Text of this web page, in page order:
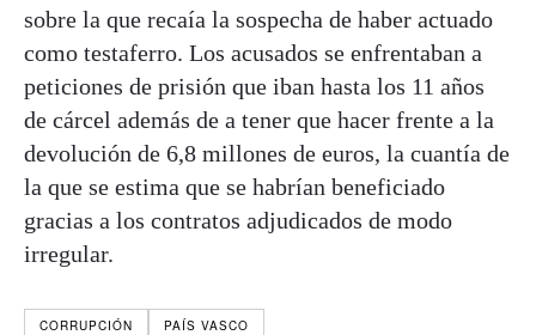
sobre la que recaía la sospecha de haber actuado
como testaferro. Los acusados se enfrentaban a
peticiones de prisión que iban hasta los 11 años
de cárcel además de a tener que hacer frente a la
devolución de 6,8 millones de euros, la cuantía de
la que se estima que se habrían beneficiado
gracias a los contratos adjudicados de modo
irregular.
CORRUPCIÓN
PAÍS VASCO